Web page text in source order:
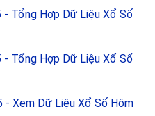
Hợp Dữ Liệu Xổ Số
Dữ Liệu Xổ Số Miền